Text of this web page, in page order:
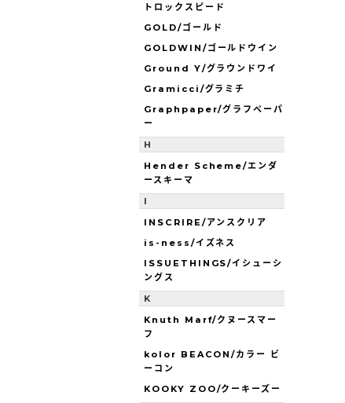
トロックスピード
GOLD/ゴールド
GOLDWIN/ゴールドウイン
Ground Y/グラウンドワイ
Gramicci/グラミチ
Graphpaper/グラフペーパ
ー
H
Hender Scheme/エンダ
ースキーマ
I
INSCRIRE/アンスクリア
is-ness/イズネス
ISSUETHINGS/イシューシ
ングス
K
Knuth Marf/クヌースマー
フ
kolor BEACON/カラー ビ
ーコン
KOOKY ZOO/クーキーズー